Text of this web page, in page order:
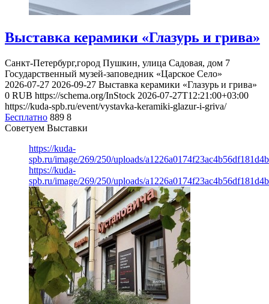
Выставка керамики «Глазурь и грива»
Санкт-Петербург,город Пушкин, улица Садовая, дом 7
Государственный музей-заповедник «Царское Село»
2026-07-27 2026-09-27 Выставка керамики «Глазурь и грива»
0 RUB https://schema.org/InStock 2026-07-27T12:21:00+03:00
https://kuda-spb.ru/event/vystavka-keramiki-glazur-i-griva/
Бесплатно 889 8
Советуем Выставки
https://kuda-
spb.ru/image/269/250/uploads/
https://kuda-
spb.ru/image/269/250/uploads/